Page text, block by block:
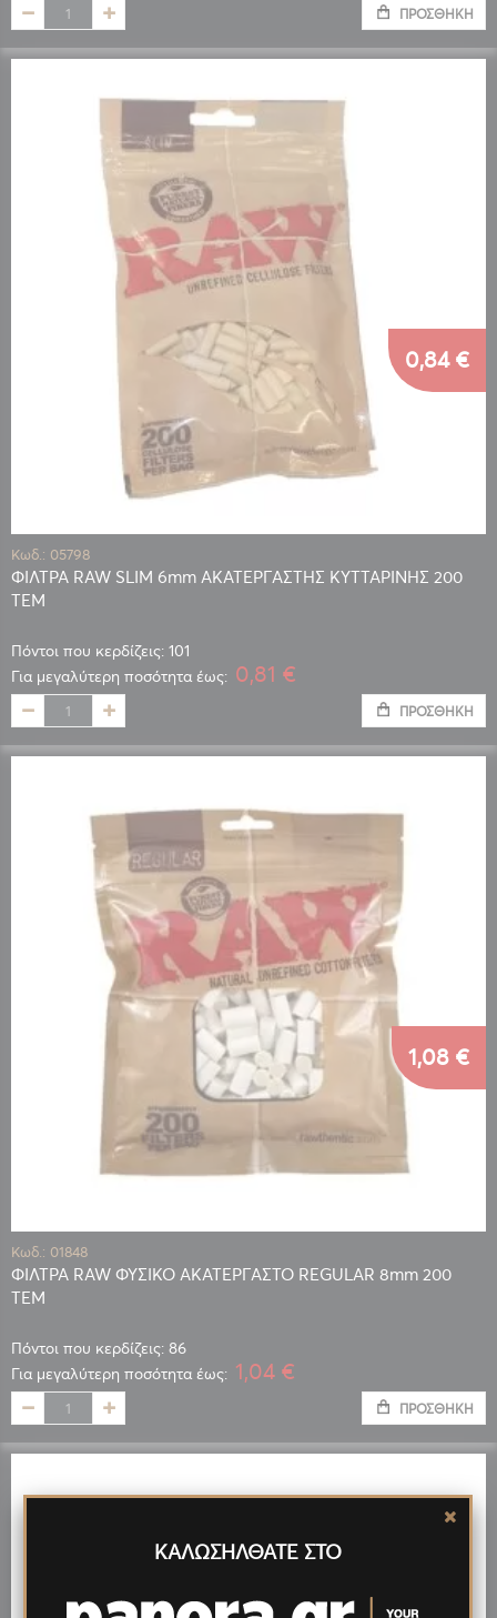
ΠΡΟΣΘΉΚΗ
Κωδ.: 05798
ΦΙΛΤΡΑ RAW SLIM 6mm ΑΚΑΤΕΡΓΑΣΤΗΣ ΚΥΤΤΑΡΙΝΗΣ 200
TEM
Πόντοι που κερδίζεις: 101
0,84 €
Για μεγαλύτερη ποσότητα έως: 0,81 €
ΠΡΟΣΘΉΚΗ
Κωδ.: 01848
ΦΙΛΤΡΑ RAW ΦΥΣΙΚΟ ΑΚΑΤΕΡΓΑΣΤΟ REGULAR 8mm 200
ΤΕΜ
Πόντοι που κερδίζεις: 86
1,08 €
Για μεγαλύτερη ποσότητα έως: 1,04 €
ΠΡΟΣΘΉΚΗ
ΚΑΛΩΣΗΛΘΑΤΕ ΣΤΟ